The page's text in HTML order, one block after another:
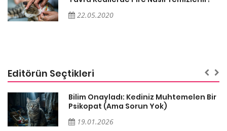
22.05.2020
Editörün Seçtikleri
Bilim Onayladı: Kediniz Muhtemelen Bir
Psikopat (Ama Sorun Yok)
19.01.2026